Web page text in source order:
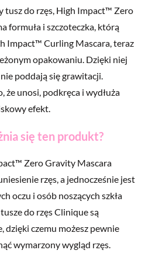
tusz do rzęs, High Impact™ Zero
formuła i szczoteczka, którą
Impact™ Curling Mascara, teraz
opakowaniu. Dzięki niej
poddają się grawitacji.
unosi, podkręca i wydłuża
efekt.
się ten produkt?
Zero Gravity Mascara
rzęs, a jednocześnie jest
oczu i osób noszących szkła
do rzęs Clinique są
czemu możesz pewnie
wymarzony wygląd rzęs.